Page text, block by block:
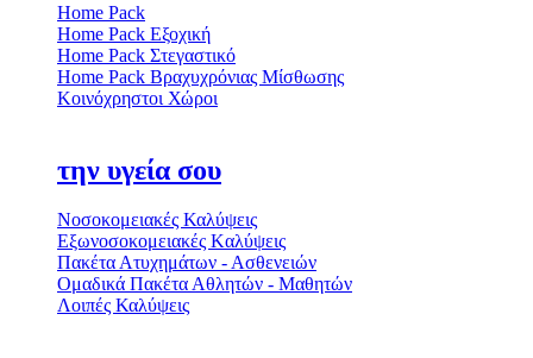
Home Pack
Home Pack Εξοχική
Home Pack Στεγαστικό
Home Pack Βραχυχρόνιας Μίσθωσης
Κοινόχρηστοι Χώροι
την υγεία σου
Νοσοκομειακές Καλύψεις
Εξωνοσοκομειακές Kαλύψεις
Πακέτα Ατυχημάτων - Ασθενειών
Ομαδικά Πακέτα Αθλητών - Μαθητών
Λοιπές Καλύψεις